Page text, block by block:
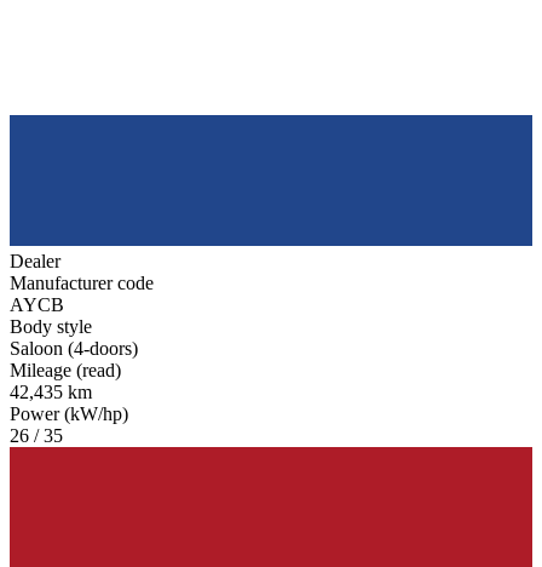
Dealer
Manufacturer code
AYCB
Body style
Saloon (4-doors)
Mileage (read)
42,435 km
Power (kW/hp)
26 / 35